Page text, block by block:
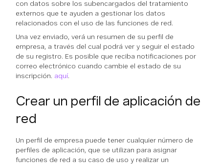
con datos sobre los subencargados del tratamiento
externos que te ayuden a gestionar los datos
relacionados con el uso de las funciones de red.
Una vez enviado, verá un resumen de su perfil de
empresa, a través del cual podrá ver y seguir el estado
de su registro. Es posible que reciba notificaciones por
correo electrónico cuando cambie el estado de su
inscripción. aquí.
Crear un perfil de aplicación de
red
Un perfil de empresa puede tener cualquier número de
perfiles de aplicación, que se utilizan para asignar
funciones de red a su caso de uso y realizar un